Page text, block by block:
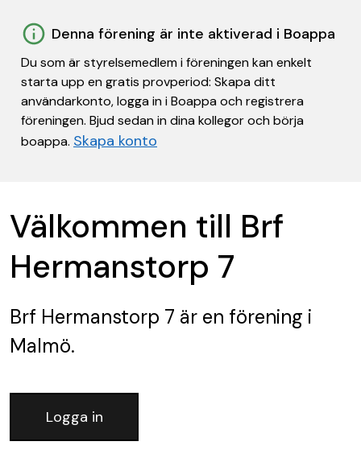
Denna förening är inte aktiverad i Boappa
Du som är styrelsemedlem i föreningen kan enkelt
starta upp en gratis provperiod: Skapa ditt
användarkonto, logga in i Boappa och registrera
föreningen. Bjud sedan in dina kollegor och börja
boappa. Skapa konto
Välkommen till Brf
Hermanstorp 7
Brf Hermanstorp 7 är en förening i
Malmö.
Logga in